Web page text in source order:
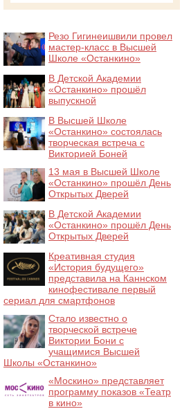
Резо Гигинеишвили провел
мастер-класс в Высшей
Школе «Останкино»
В Детской Академии
«Останкино» прошёл
выпускной
В Высшей Школе
«Останкино» состоялась
творческая встреча с
Викторией Боней
13 мая в Высшей Школе
«Останкино» прошёл День
Открытых Дверей
В Детской Академии
«Останкино» прошёл День
Открытых Дверей
Креативная студия
«История будущего»
представила на Каннском
кинофестивале первый
сериал для смартфонов
Стало известно о
творческой встрече
Виктории Бони с
учащимися Высшей
Школы «Останкино»
«Москино» представляет
программу показов «Театр
в кино»